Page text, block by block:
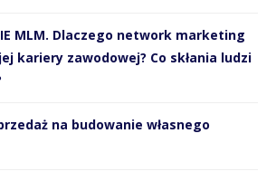
MLM. Dlaczego network marketing
kariery zawodowej? Co skłania ludzi
na budowanie własnego